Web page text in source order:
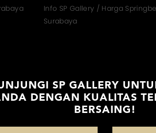
Info SP Gallery / Harga
Surabaya
SP GALLERY
DENGAN KUALITAS
BERSAING!